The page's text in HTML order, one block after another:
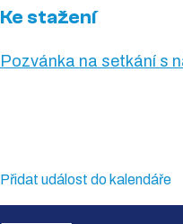
Ke stažení
Pozvánka na setkání s
Přidat událost do kalendáře